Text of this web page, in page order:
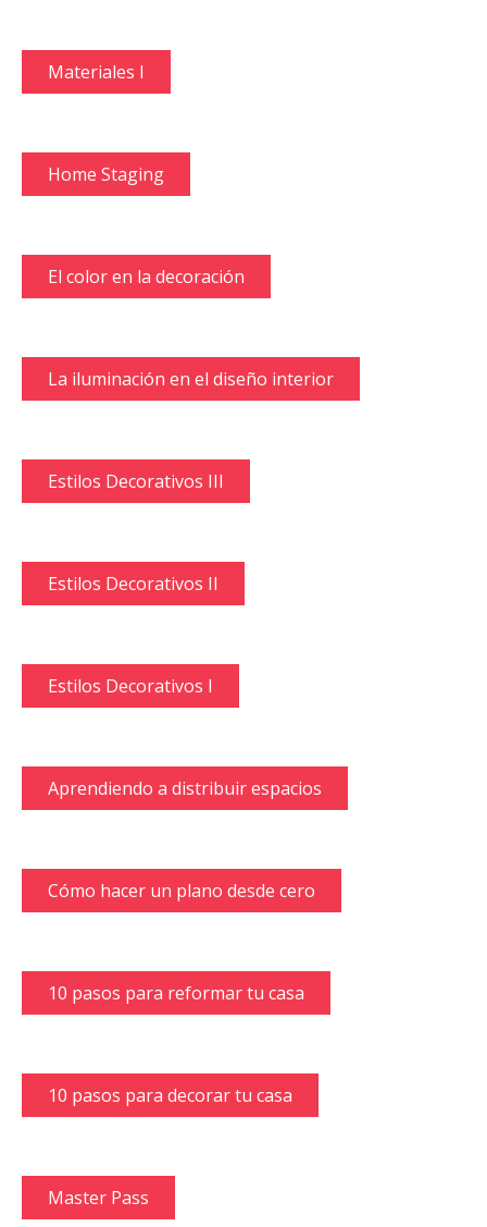
Materiales I
Home Staging
El color en la decoración
La iluminación en el diseño interior
Estilos Decorativos III
Estilos Decorativos II
Estilos Decorativos I
Aprendiendo a distribuir espacios
Cómo hacer un plano desde cero
10 pasos para reformar tu casa
10 pasos para decorar tu casa
Master Pass